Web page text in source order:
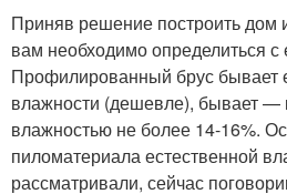
Приняв решение построить дом
вам необходимо определиться с
Профилированный брус бывает
влажности (дешевле), бывает —
влажностью не более 14-16%.
пиломатериала естественной
рассматривали, сейчас